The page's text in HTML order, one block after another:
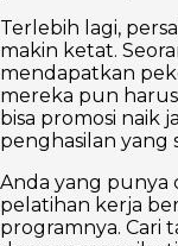
Terlebih lagi,
makin ketat.
mendapatkan
mereka pun
bisa promosi naik
penghasilan yang
Anda yang punya
pelatihan kerja
programnya. Cari